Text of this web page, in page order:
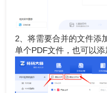
2、将需要合并的文件添
单个PDF文件，也可以添